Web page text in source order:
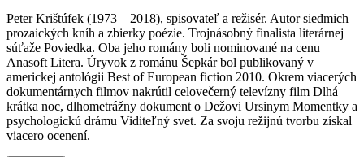
Peter Krištúfek (1973 – 2018), spisovateľ a režisér. Autor siedmich
prozaických kníh a zbierky poézie. Trojnásobný finalista literárnej
súťaže Poviedka. Oba jeho romány boli nominované na cenu
Anasoft Litera. Úryvok z románu Šepkár bol publikovaný v
americkej antológii Best of European fiction 2010. Okrem viacerých
dokumentárnych filmov nakrútil celovečerný televízny film Dlhá
krátka noc, dlhometrážny dokument o Dežovi Ursinym Momentky a
psychologickú drámu Viditeľný svet. Za svoju režijnú tvorbu získal
viacero ocenení.